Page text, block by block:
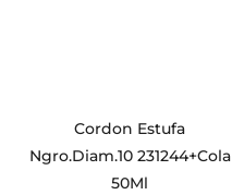
Cordon Estufa
Ngro.Diam.10 231244+Cola
50Ml